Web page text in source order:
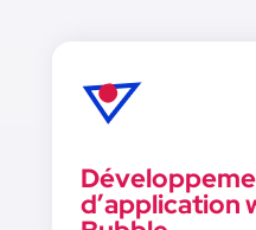
d’application